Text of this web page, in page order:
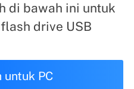
di bawah ini untuk
drive USB
untuk PC